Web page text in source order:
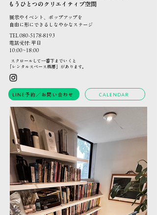
もうひとつのクリエイティブ空間
展示やイベント、ポップアップを
自由に形にできるしなやかなステージ
TEL 080-5178-8193
​電話受付: 平日
10:00~18:00
スクロールして一番下までいくと
「レンタルスペース概要」があります。
LINE予約／お問い合わせ CALENDAR